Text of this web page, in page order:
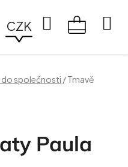
CZK
Hledat
do společnosti /Tmavě
Paula